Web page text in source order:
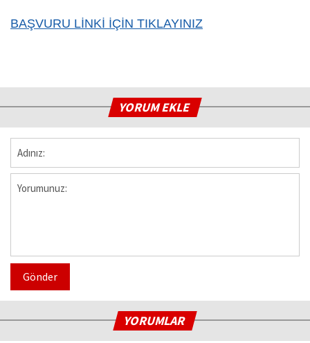
BAŞVURU LİNKİ İÇİN TIKLAYINIZ
YORUM EKLE
Gönder
YORUMLAR